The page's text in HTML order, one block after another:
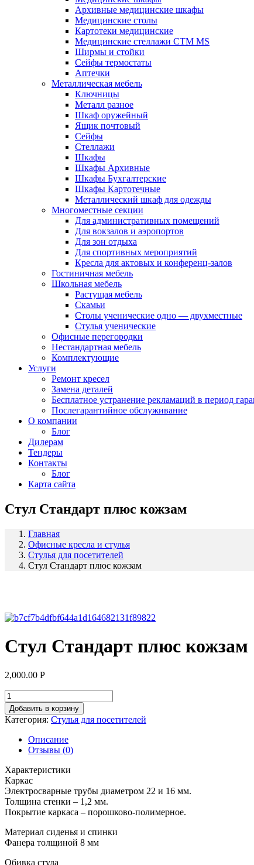
Архивные медицинские шкафы
Медицинские столы
Картотеки медицинские
Медицинские стеллажи CTM MS
Ширмы и стойки
Сейфы термостаты
Аптечки
Металлическая мебель
Ключницы
Металл разное
Шкаф оружейный
Ящик почтовый
Сейфы
Стеллажи
Шкафы
Шкафы Архивные
Шкафы Бухгалтерские
Шкафы Картотечные
Металлический шкаф для одежды
Многоместные секции
Для административных помещений
Для вокзалов и аэропортов
Для зон отдыха
Для спортивных мероприятий
Кресла для актовых и конференц-залов
Гостиничная мебель
Школьная мебель
Растущая мебель
Скамьи
Столы ученические одно — двухместные
Стулья ученические
Офисные перегородки
Нестандартная мебель
Комплектующие
Услуги
Ремонт кресел
Замена деталей
Бесплатное устранение рекламаций в период
Послегарантийное обслуживание
О компании
Блог
Дилерам
Тендеры
Контакты
Блог
Карта сайта
Стул Стандарт плюс кожзам
Главная
Офисные кресла и стулья
Стулья для посетителей
Стул Стандарт плюс кожзам
Стул Стандарт плюс кожзам
2,000.00 Р
Добавить в корзину
Категория: Стулья для посетителей
Описание
Отзывы (0)
Характеристики
Каркас
Электросварные трубы диаметром 22 и 16 мм.
Толщина стенки – 1,2 мм.
Покрытие каркаса – порошково-полимерное.
Материал сиденья и спинки
Фанера толщиной 8 мм
Обивка стула